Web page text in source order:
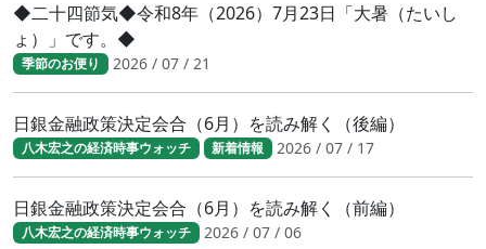
◆二十四節気◆令和8年（2026）7月23日「大暑（たいし
ょ）」です。◆
季節のお便り 2026 / 07 / 21
日銀金融政策決定会合（6月）を読み解く（後編）
八木宏之の経済時事ウォッチ 新着情報 2026 / 07 / 17
日銀金融政策決定会合（6月）を読み解く（前編）
八木宏之の経済時事ウォッチ 2026 / 07 / 06